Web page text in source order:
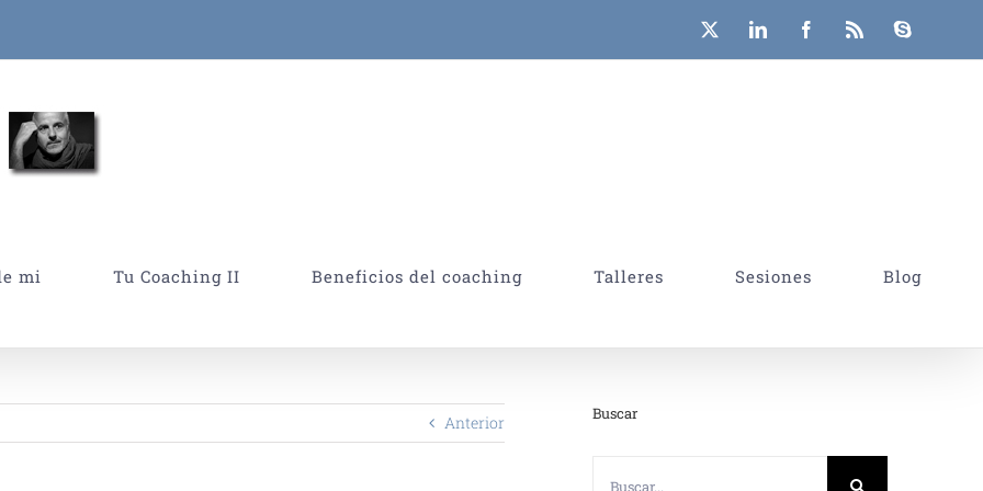
X LinkedInFacebook
Rss Skype
mi Tu Coaching II Beneficios del coaching Talleres Sesiones Blog
Anterior Buscar